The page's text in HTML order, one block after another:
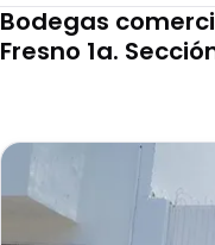
Bodegas
Fresno 1a.